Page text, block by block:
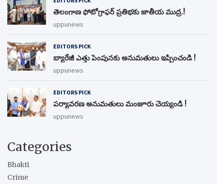
తెలంగాణ ఫోటోగ్రాఫర్ ప్రతిభకు జాతీయ ముద్ర.!
uppunews
EDITORS PICK
బ్యారేజీ ఎత్తు పెంపున‌కు అనుమ‌తులు ఇప్పించండి !
uppunews
EDITORS PICK
ప‌ర్యావ‌ర‌ణ అనుమ‌తులు మంజూరు చెయ్యండి !
uppunews
Categories
Bhakti
Crime